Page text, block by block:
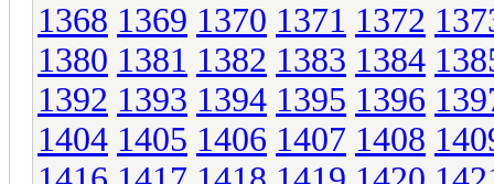
1368 1369 1370 1371 1372
1380 1381 1382 1383 1384
1392 1393 1394 1395 1396
1404 1405 1406 1407 1408